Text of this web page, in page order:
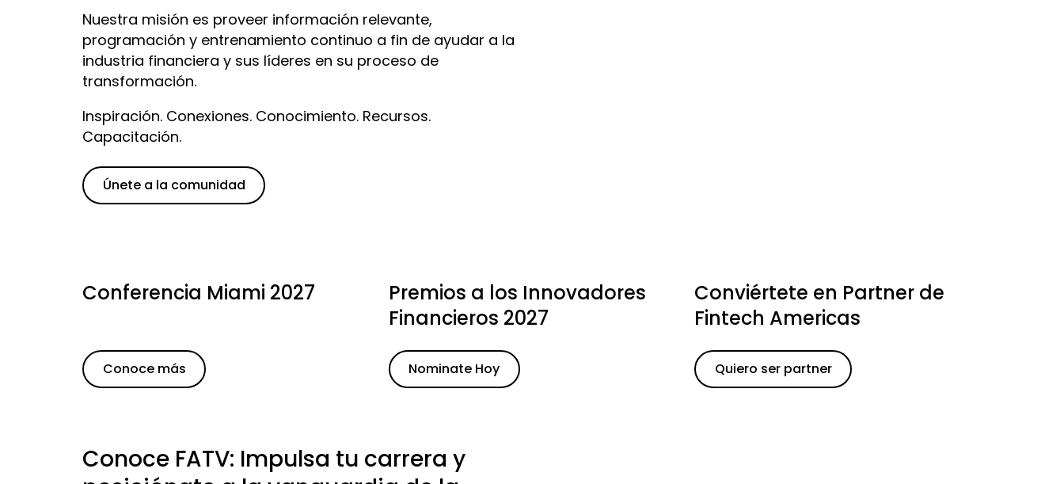
Nuestra misión es proveer información relevante,
programación y entrenamiento continuo a fin de ayudar a la
industria financiera y sus líderes en su proceso de
transformación.
Inspiración. Conexiones. Conocimiento. Recursos.
Capacitación.
Únete a la comunidad
Conferencia Miami 2027
Conoce más
Premios a los Innovadores
Financieros 2027
Nominate Hoy
Conviértete en Partner de
Fintech Americas
Quiero ser partner
Conoce FATV: Impulsa tu carrera y